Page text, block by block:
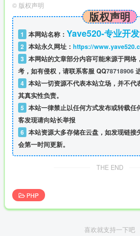
© 版权声明
版权声明
1 本网站名称： Yave520-专业开
2 本站永久网址： https://
3 本网站的文章部分内容可能来源于网络
考，如有侵权，请联系客服 QQ78718906
4 本站一切资源不代表本站立场，并不代
其真实性负责。
5 本站一律禁止以任何方式发布或转载任
客发现请向站长举报
6 本站资源大多存储在云盘，如发现链接
会第一时间更新。
THE END
PHP
喜欢就支持一下吧